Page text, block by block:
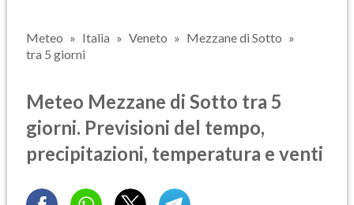
Meteo Italia Veneto
Mezzane di Sotto
tra 5 giorni
Meteo Mezzane di Sotto tra 5
giorni. Previsioni del tempo,
precipitazioni, temperatura e venti